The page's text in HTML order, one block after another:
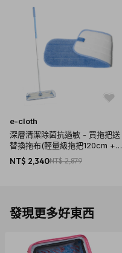
e-cloth
深層清潔除菌抗過敏 - 買拖把送
替換拖布(輕量級拖把120cm +
專用替換拖布)
NT$ 2,340NT$ 2,879
發現更多好東西